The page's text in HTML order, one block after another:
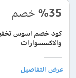
%35 خصم
والاكسسوارات